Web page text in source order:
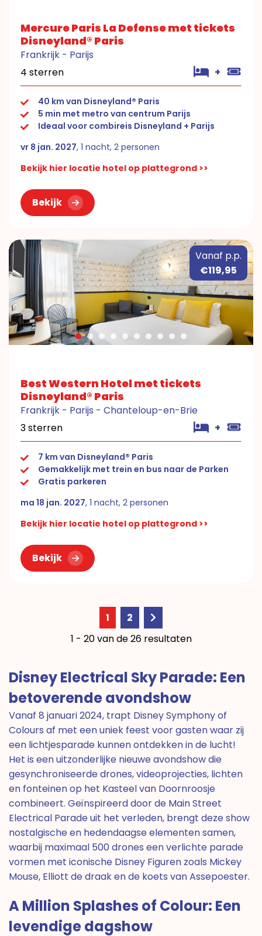
Mercure Paris La Defense met tickets
Disneyland® Paris
Frankrijk - Parijs
4 sterren
+
40 km van Disneyland® Paris
5 min met metro van centrum Parijs
Ideaal voor combireis Disneyland + Parijs
vr 8 jan. 2027, 1 nacht, 2 personen
Bekijk hier locatie hotel op plattegrond >>
Bekijk
Vanaf p.p.
€119,95
Best Western Hotel met tickets
Disneyland® Paris
Frankrijk - Parijs - Chanteloup-en-Brie
3 sterren
+
7 km van Disneyland® Paris
Gemakkelijk met trein en bus naar de Parken
Gratis parkeren
ma 18 jan. 2027, 1 nacht, 2 personen
Bekijk hier locatie hotel op plattegrond >>
Bekijk
1
2
1 - 20 van de 26 resultaten
Disney Electrical Sky Parade: Een
betoverende avondshow
Vanaf 8 januari 2024, trapt Disney Symphony of
Colours af met een uniek feest voor gasten waar zij
een lichtjesparade kunnen ontdekken in de lucht!
Het is een uitzonderlijke nieuwe avondshow die
gesynchroniseerde drones, videoprojecties, lichten
en fonteinen op het Kasteel van Doornroosje
combineert. Geïnspireerd door de Main Street
Electrical Parade uit het verleden, brengt deze show
nostalgische en hedendaagse elementen samen,
waarbij maximaal 500 drones een verlichte parade
vormen met iconische Disney Figuren zoals Mickey
Mouse, Elliott de draak en de koets van Assepoester.
A Million Splashes of Colour: Een
levendige dagshow